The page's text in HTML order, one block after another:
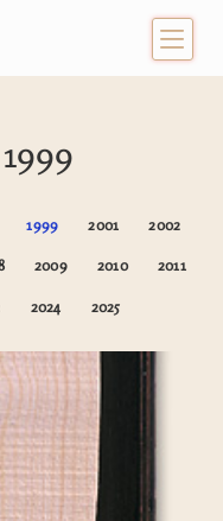
1999 2001 2002
2009 2010 2011
2024 2025